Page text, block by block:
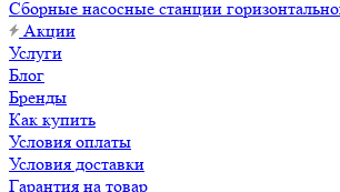
Сборные насосные станции
Акции
Услуги
Блог
Бренды
Как купить
Условия оплаты
Условия доставки
Гарантия на товар